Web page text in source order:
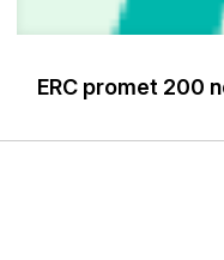
ERC promet 200